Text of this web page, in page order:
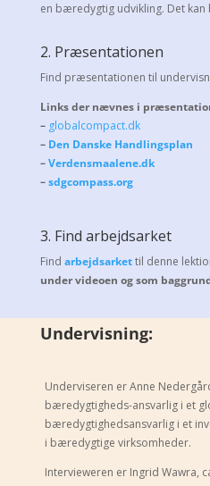
en bæredygtig udvikling. Det kan
2. Præsentationen
Find præsentationen til
Links der nævnes i
– globalcompact.dk
– Den Danske Handlingsplan
–Verdensmaalene.dk
–sdgcompass.org
3. Find arbejdsarket
Find arbejdsarkettil denne
under videoen og som
Undervisning:
Underviseren er Anne
bæredygtigheds-ansvarlig i et
bæredygtighedsansvarlig i et
i bæredygtige virksomheder.
Intervieweren er Ingrid Wawra,